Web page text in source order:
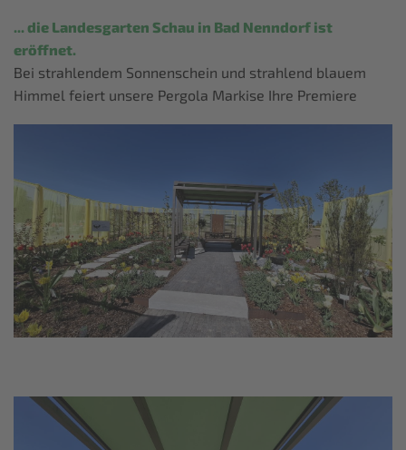
... die Landesgarten Schau in Bad Nenndorf ist
eröffnet.
Bei strahlendem Sonnenschein und strahlend blauem
Himmel feiert unsere Pergola Markise Ihre Premiere